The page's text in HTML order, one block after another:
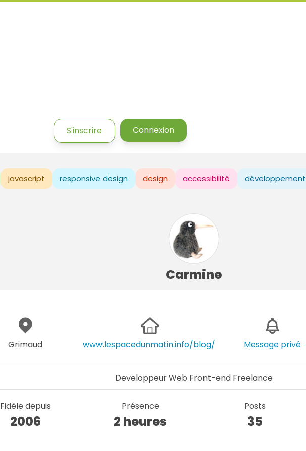
S'inscrire Connexion
javascript responsive design design accessibilité développement
Carmine
Grimaud www.lespacedunmatin.info/blog/ Message privé
Developpeur Web Front-end Freelance
Fidèle depuis
2006
Présence
2 heures
Posts
35